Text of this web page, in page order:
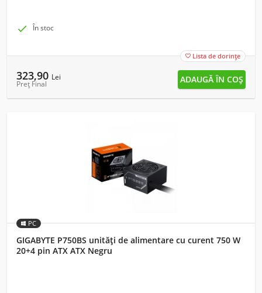
 În stoc
 Lista de dorințe
323,90 Lei
Preț Final
PC
GIGABYTE P750BS unități de alimentare cu curent 750 W
20+4 pin ATX ATX Negru